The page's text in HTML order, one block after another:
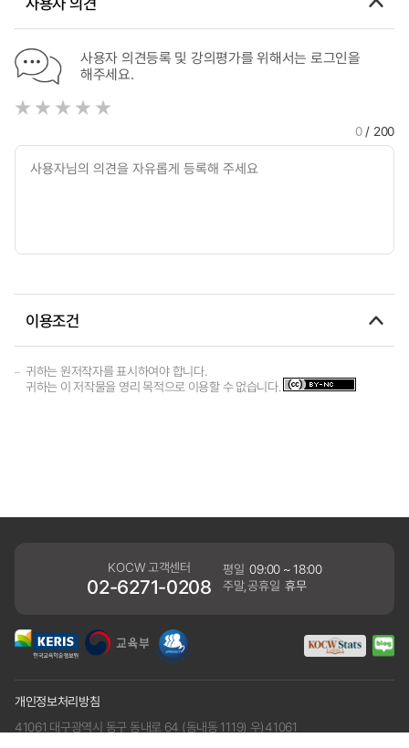
사용자 의견등록 및 강의평가를 위해서는 로그인을
해주세요.
0/ 200
이용조건
귀하는 원저작자를 표시하여야 합니다.
귀하는 이 저작물을 영리 목적으로 이용할 수 없습니다.
KOCW 고객센터
02-6271-0208
평일 09:00 ~ 18:00
주말,공휴일 휴무
개인정보처리방침
41061 대구광역시 동구 동내로 64 (동내동 1119) 우)41061